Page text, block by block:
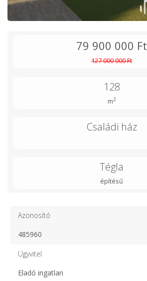
79 900 000 Ft
127 000 000 Ft
128
m2
Családi ház
Tégla
építésű
Azonosító
485960
Ügyvitel
Eladó ingatlan